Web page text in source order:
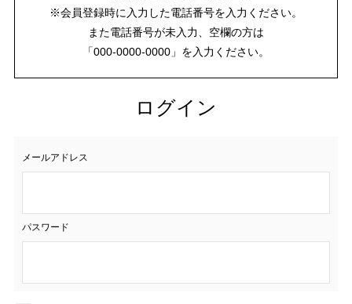
※会員登録時に入力した電話番号を入力ください。
また電話番号が未入力、空欄の方は
「000-0000-0000」を入力ください。
ログイン
メールアドレス
パスワード